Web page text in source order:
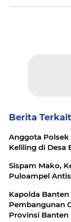
Berita Terkait
Anggota
Keliling di Desa
Sispam Mako,
Puloampel
Kapolda
Pembangunan
Provinsi Banten